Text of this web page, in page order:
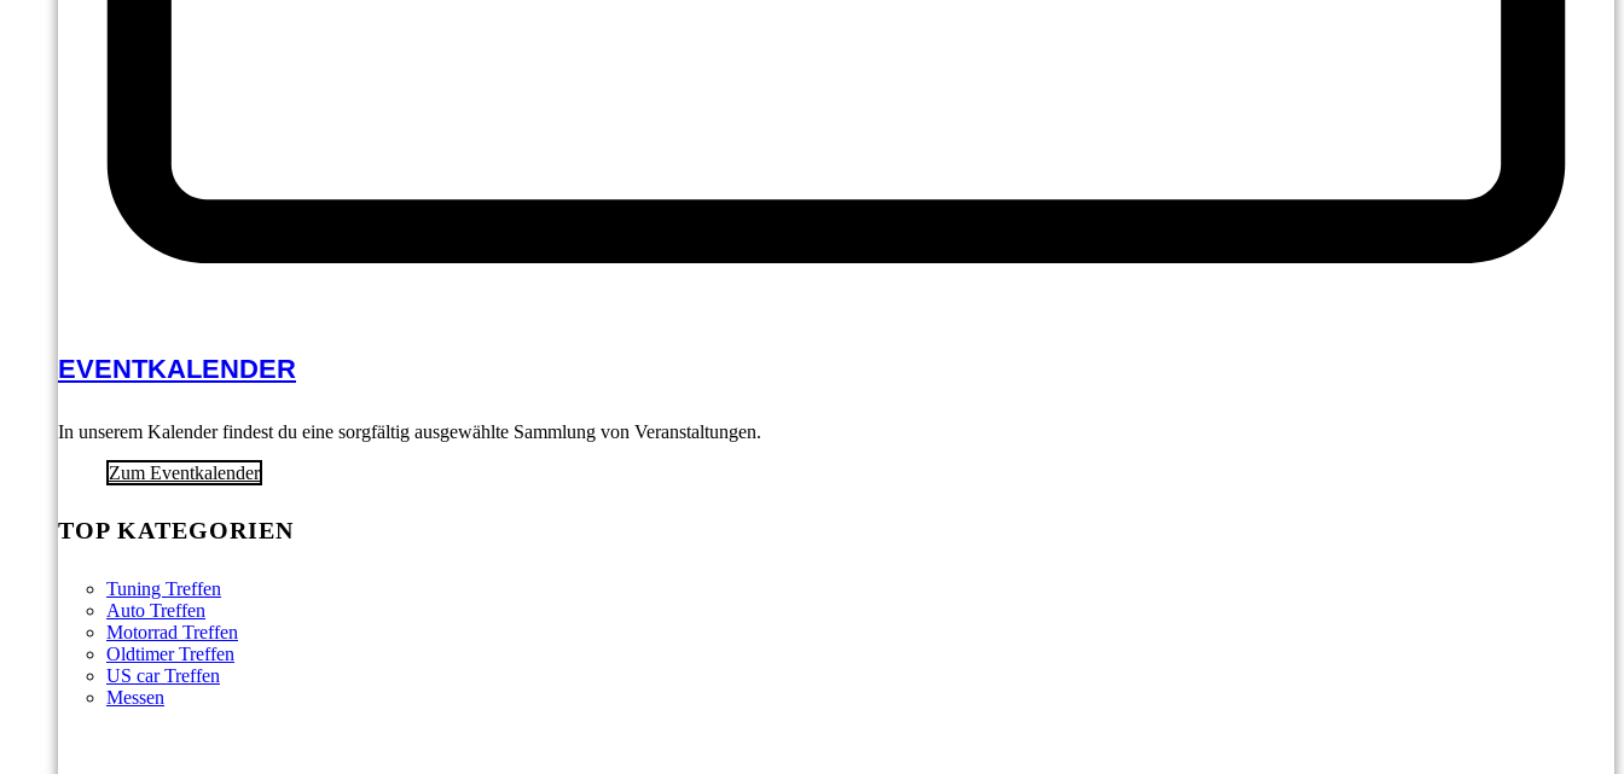
EVENTKALENDER
In unserem Kalender findest du eine sorgfältig ausgewählte Sammlung von Veranstaltungen.
Zum Eventkalender
TOP KATEGORIEN
Tuning Treffen
Auto Treffen
Motorrad Treffen
Oldtimer Treffen
US car Treffen
Messen